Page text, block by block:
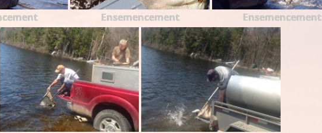
Ensemencement Ensemencement